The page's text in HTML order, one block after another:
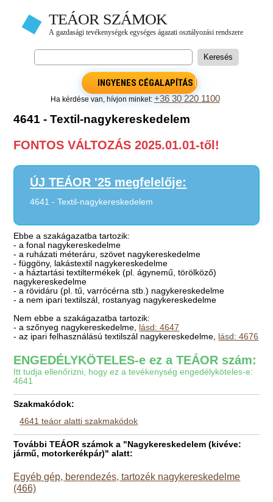
INGYENES CÉGALAPÍTÁS
Ha kérdése van, hívjon minket: +36 30 220 1100
4641 - Textil-nagykereskedelem
FONTOS VÁLTOZÁS 2025.01.01-től!
ÚJ TEÁOR '25 megfelelője:
4641 - Textil-nagykereskedelem
Ebbe a szakágazatba tartozik:
- a fonal nagykereskedelme
- a ruházati méteráru, szövet nagykereskedelme
- függöny, lakástextil nagykereskedelme
- a háztartási textiltermékek (pl. ágynemű, törölköző)
nagykereskedelme
- a rövidáru (pl. tű, varrócérna stb.) nagykereskedelme
- a nem ipari textilszál, rostanyag nagykereskedelme
Nem ebbe a szakágazatba tartozik:
- a szőnyeg nagykereskedelme, lásd: 4647
- az ipari felhasználású textilszál nagykereskedelme, lásd: 4676
ENGEDÉLYKÖTELES-e ez a TEÁOR szám:
Itt tudja ellenőrizni, hogy ez a tevékenység engedélyköteles-e:
4641
Szakmakódok:
4641 teáor alatti szakmakódok
További TEÁOR számok a "Nagykereskedelem (kivéve:
jármű, motorkerékpár)" alatt:
Egyéb gép, berendezés, tartozék nagykereskedelme
(466)